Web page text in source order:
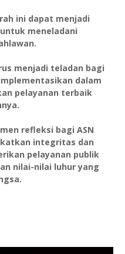
ini dapat menjadi
meneladani
menjadi teladan bagi
dalam
pelayanan terbaik
refleksi bagi ASN
integritas dan
pelayanan publik
nilai-nilai luhur yang